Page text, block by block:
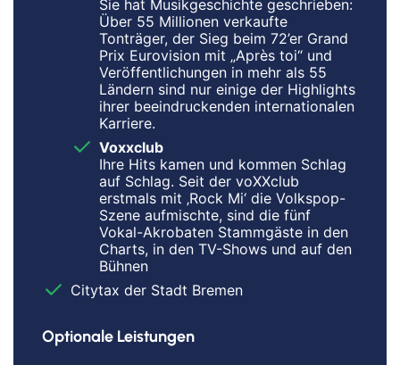
Sie hat Musikgeschichte geschrieben:
Über 55 Millionen verkaufte
Tonträger, der Sieg beim 72’er Grand
Prix Eurovision mit „Après toi“ und
Veröffentlichungen in mehr als 55
Ländern sind nur einige der Highlights
ihrer beeindruckenden internationalen
Karriere.
Voxxclub
Ihre Hits kamen und kommen Schlag
auf Schlag. Seit der voXXclub
erstmals mit ‚Rock Mi‘ die Volkspop-
Szene aufmischte, sind die fünf
Vokal-Akrobaten Stammgäste in den
Charts, in den TV-Shows und auf den
Bühnen
Citytax der Stadt Bremen
Optionale Leistungen